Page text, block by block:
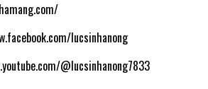
lucsinhanong
@lucsinhanong7833